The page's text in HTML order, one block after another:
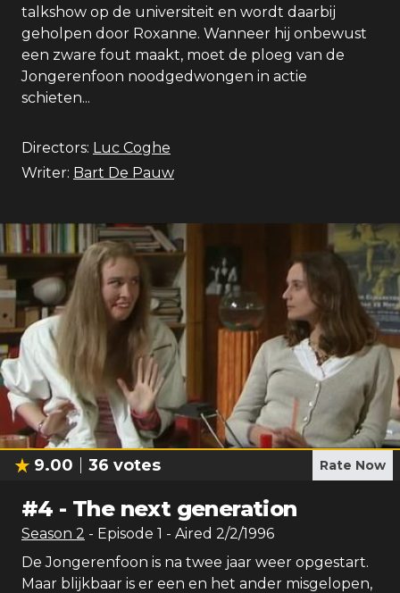
talkshow op de universiteit en wordt daarbij
geholpen door Roxanne. Wanneer hij onbewust
een zware fout maakt, moet de ploeg van de
Jongerenfoon noodgedwongen in actie
schieten...
Directors: Luc Coghe
Writer: Bart De Pauw
9.00 36 votes Rate Now
#4 - The next generation
Season 2 - Episode 1 - Aired 2/2/1996
De Jongerenfoon is na twee jaar weer opgestart.
Maar blijkbaar is er een en het ander misgelopen,